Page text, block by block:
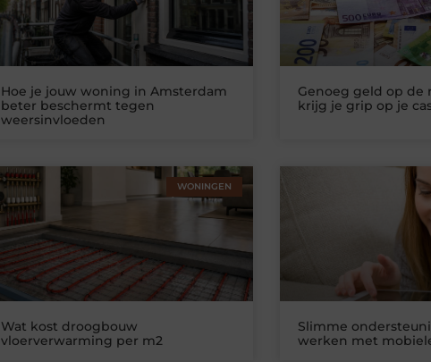
Hoe je jouw woning in Amsterdam
beter beschermt tegen
weersinvloeden
Genoeg geld op de
krijg je grip op je
WONINGEN
Wat kost droogbouw
vloerverwarming per m2
Slimme
werken met